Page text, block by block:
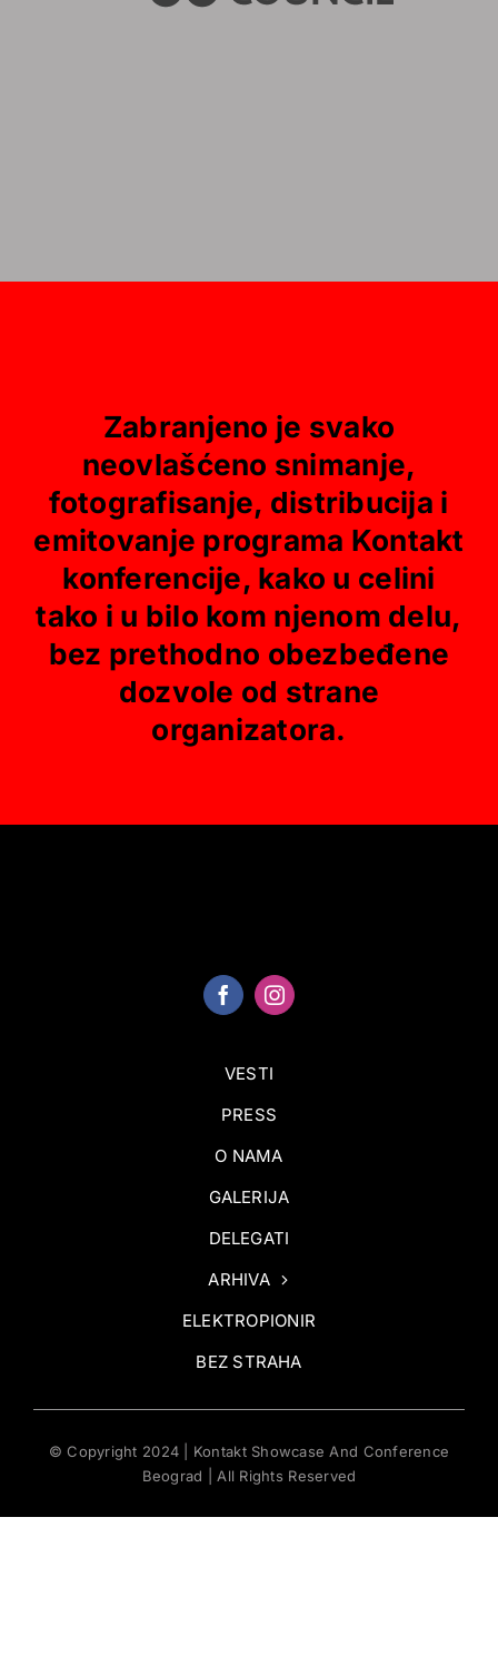
Zabranjeno je svako
neovlašćeno snimanje,
fotografisanje, distribucija i
emitovanje programa Kontakt
konferencije, kako u celini
tako i u bilo kom njenom delu,
bez prethodno obezbeđene
dozvole od strane
organizatora.
VESTI
PRESS
O NAMA
GALERIJA
DELEGATI
ARHIVA
ELEKTROPIONIR
BEZ STRAHA
© Copyright 2024 | Kontakt Showcase And Conference
Beograd | All Rights Reserved